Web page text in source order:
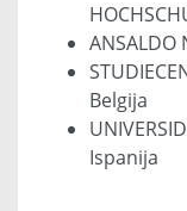
ANSALDO
Belgija
Ispanija